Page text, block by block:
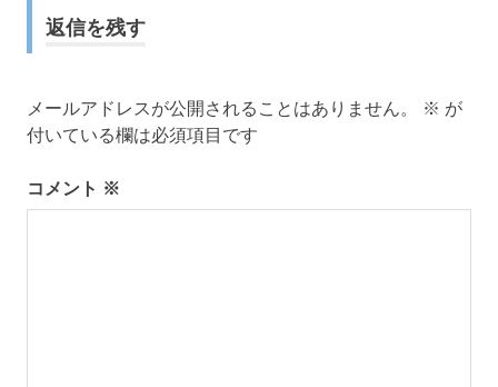
ナ
ゲ
シ
返信を残す
メールアドレスが公開されることはありません。 ※ が
付いている欄は必須項目です
コメント ※